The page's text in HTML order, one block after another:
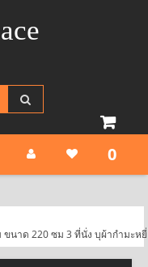
0
ขนาด 220 ซม 3 ที่นั่ง บุผ้ากำมะหยี่